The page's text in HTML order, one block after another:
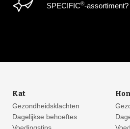
SPECIFIC®-assortiment?
Kat
Gezondheidsklachten
Dagelijkse behoeftes